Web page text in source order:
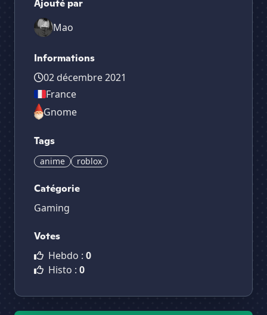
Ajouté par
Mao
Informations
02 décembre 2021
France
Gnome
Tags
anime roblox
Catégorie
Gaming
Votes
Hebdo : 0
Histo : 0